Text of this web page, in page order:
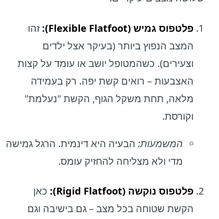
פלטפוס גמיש (Flexible Flatfoot):
זהו
המצב הנפוץ ביותר (בעיקר אצל ילדים
וצעירים). כשהמטופל יושב או עומד על קצות
האצבעות – רואים קשת יפה. רק בעמידה
מלאה, תחת משקל הגוף, הקשת "נעלמת"
וקורסת.
המשמעות: הבעיה היא דינמית. הרגל גמישה
מדי ולא מצליחה להחזיק עומס.
פלטפוס נוקשה (Rigid Flatfoot):
כאן
הקשת שטוחה בכל מצב – גם בישיבה וגם